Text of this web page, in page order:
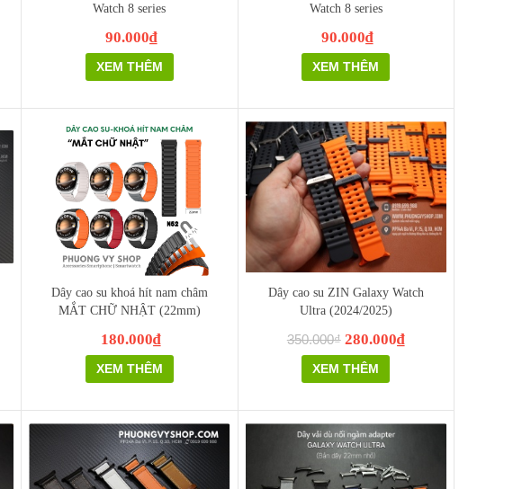
Watch 8 series
90.000₫
XEM THÊM
Watch 8 series
90.000₫
XEM THÊM
Dây cao su khoá hít nam châm
MẮT CHỮ NHẬT (22mm)
180.000₫
XEM THÊM
Dây cao su ZIN Galaxy Watch
Ultra (2024/2025)
350.000₫ 280.000₫
XEM THÊM